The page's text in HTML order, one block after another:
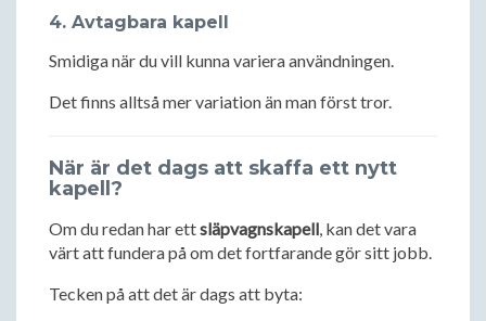
4. Avtagbara kapell
Smidiga när du vill kunna variera användningen.
Det finns alltså mer variation än man först tror.
När är det dags att skaffa ett nytt
kapell?
Om du redan har ettsläpvagnskapell, kan det vara
värt att fundera på om det fortfarande gör sitt jobb.
Tecken på att det är dags att byta: